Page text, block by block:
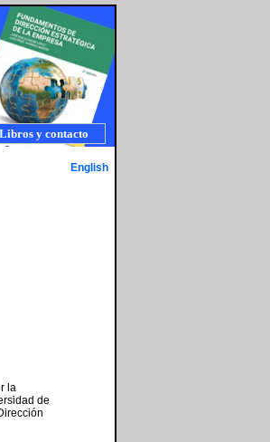
English
la
de
Libros y contacto